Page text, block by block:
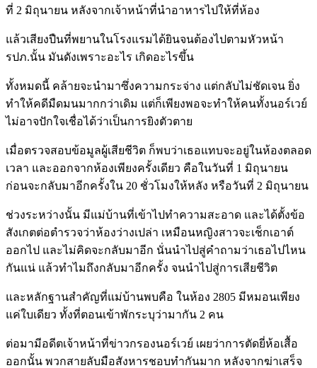
ที่ 2 มิถุนายน หลังจากเจ้าหน้าที่นำอาหารไปให้ที่ห้อง
แล้วเสียงปืนที่พยานในโรงแรมได้ยินจนต้องไปตามหัวหน้า
รปภ.นั้น มันดังเพราะอะไร เกิดอะไรขึ้น
ทั้งหมดนี้ คล้ายจะนำมาซึ่งความกระจ่าง แต่กลับไม่ชัดเจน ยิ่ง
ทำให้คดีมืดมนมากกว่าเดิม แต่ก็เพียงพอจะทำให้คนทั้งนอร์เวย์
ไม่อาจปักใจเชื่อได้ว่าเป็นการยิงตัวตาย
เมื่อตรวจสอบข้อมูลผู้เสียชีวิต ก็พบว่าเธอแทบจะอยู่ในห้องตลอด
เวลา และออกจากห้องเพียงครั้งเดียว คือในวันที่ 1 มิถุนายน
ก่อนจะกลับมาอีกครั้งใน 20 ชั่วโมงให้หลัง หรือวันที่ 2 มิถุนายน
ช่วงระหว่างนั้น มีแม่บ้านที่เข้าไปทำความสะอาด และได้ตั้งข้อ
สังเกตต่อตำรวจว่าห้องว่างเปล่า เหมือนหญิงสาวจะเช็กเอาต์
ออกไป และไม่คิดจะกลับมาอีก นั่นนำไปสู่คำถามว่าเธอไปไหน
กันแน่ แล้วทำไมถึงกลับมาอีกครั้ง จนนำไปสู่การเสียชีวิต
และหลักฐานสำคัญที่แม่บ้านพบคือ ในห้อง 2805 มีหมอนเพียง
แค่ใบเดียว ทั้งที่ตอนเข้าพักระบุว่ามากัน 2 คน
ต่อมามีอดีตเจ้าหน้าที่ข่าวกรองนอร์เวย์ เผยว่าการตัดยี่ห้อเสื้อ
ออกนั้น พวกสายลับมือสังหารชอบทำกันมาก หลังจากฆ่าเสร็จ